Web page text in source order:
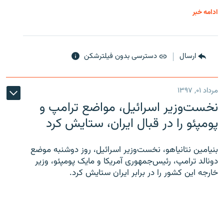
ادامه خبر
ارسال دسترسی بدون فیلترشکن
مرداد ۰۱, ۱۳۹۷
نخست‌وزیر اسرائیل، مواضع ترامپ و
پومپئو را در قبال ایران، ستایش کرد
بنیامین نتانیاهو، نخست‌وزیر اسرائیل، روز دوشنبه موضع
دونالد ترامپ، رئیس‌جمهوری آمریکا و مایک پومپئو، وزیر
خارجه این کشور را در برابر ایران ستایش کرد.